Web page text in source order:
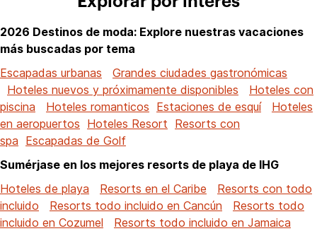
2026 Destinos de moda: Explore nuestras vacaciones
más buscadas por tema
Escapadas urbanas
Grandes ciudades gastronómicas
Hoteles nuevos y próximamente disponibles
Hoteles con
piscina
Hoteles romanticos Estaciones de esquí
Hoteles
en aeropuertos Hoteles Resort Resorts con
spa Escapadas de Golf
Sumérjase en los mejores resorts de playa de IHG
Hoteles de playa
Resorts en el Caribe
Resorts con todo
incluido
Resorts todo incluido en Cancún
Resorts todo
incluido en Cozumel
Resorts todo incluido en Jamaica